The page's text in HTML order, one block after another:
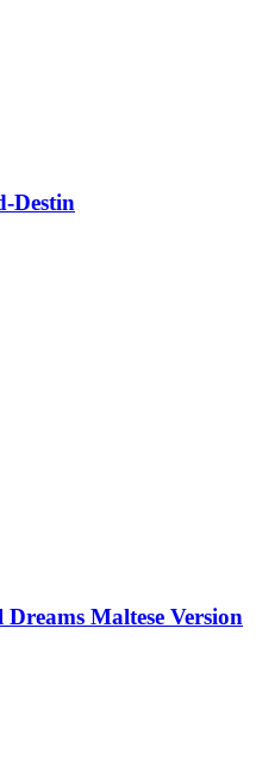
Destin
Maltese Version